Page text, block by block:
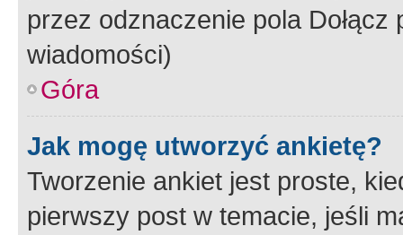
przez odznaczenie pola
wiadomości)
Góra
Jak mogę utworzyć ankietę?
Tworzenie ankiet jest proste,
pierwszy post w temacie, jeśli